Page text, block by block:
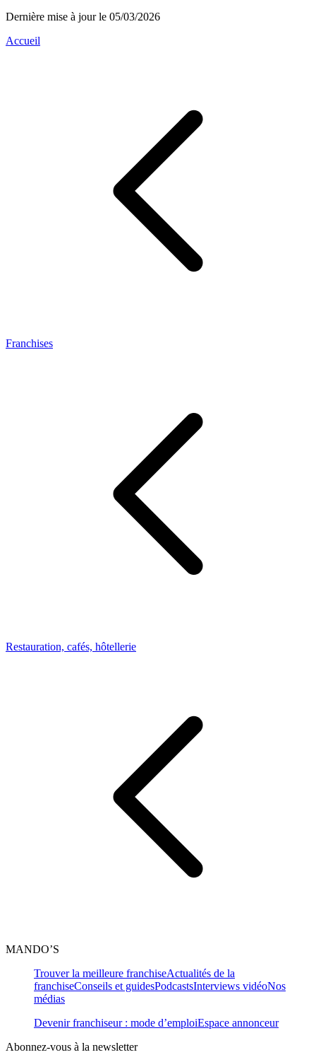
Dernière mise à jour le 05/03/2026
Accueil
Franchises
Restauration, cafés, hôtellerie
MANDO’S
Trouver la meilleure franchiseActualités de la
franchiseConseils et guidesPodcastsInterviews vidéoNos
médias
Devenir franchiseur : mode d’emploiEspace annonceur
Abonnez-vous à la newsletter